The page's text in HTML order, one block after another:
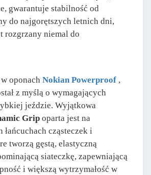
gwarantuje stabilność od
do najgorętszych letnich dni,
rozgrzany niemal do
oponach Nokian Powerproof ,
z myślą o wymagających
jeździe. Wyjątkowa
Grip oparta jest na
cząsteczek i
tworzą gęstą, elastyczną
siateczkę, zapewniającą
i większą wytrzymałość w